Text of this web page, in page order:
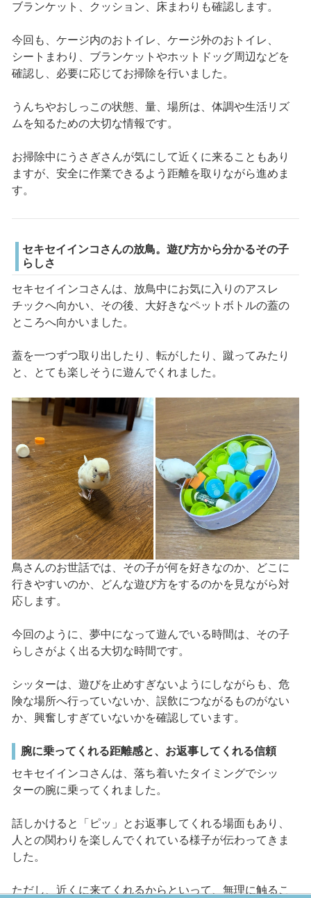
ブランケット、クッション、床まわりも確認します。
今回も、ケージ内のおトイレ、ケージ外のおトイレ、
シートまわり、ブランケットやホットドッグ周辺などを
確認し、必要に応じてお掃除を行いました。
うんちやおしっこの状態、量、場所は、体調や生活リズ
ムを知るための大切な情報です。
お掃除中にうさぎさんが気にして近くに来ることもあり
ますが、安全に作業できるよう距離を取りながら進めま
す。
セキセイインコさんの放鳥。遊び方から分かるその子
らしさ
セキセイインコさんは、放鳥中にお気に入りのアスレ
チックへ向かい、その後、大好きなペットボトルの蓋の
ところへ向かいました。
蓋を一つずつ取り出したり、転がしたり、蹴ってみたり
と、とても楽しそうに遊んでくれました。
鳥さんのお世話では、その子が何を好きなのか、どこに
行きやすいのか、どんな遊び方をするのかを見ながら対
応します。
今回のように、夢中になって遊んでいる時間は、その子
らしさがよく出る大切な時間です。
シッターは、遊びを止めすぎないようにしながらも、危
険な場所へ行っていないか、誤飲につながるものがない
か、興奮しすぎていないかを確認しています。
腕に乗ってくれる距離感と、お返事してくれる信頼
セキセイインコさんは、落ち着いたタイミングでシッ
ターの腕に乗ってくれました。
話しかけると「ピッ」とお返事してくれる場面もあり、
人との関わりを楽しんでくれている様子が伝わってきま
した。
ただし、近くに来てくれるからといって、無理に触るこ